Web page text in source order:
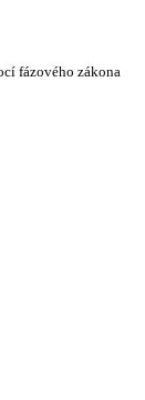
fázového zákona